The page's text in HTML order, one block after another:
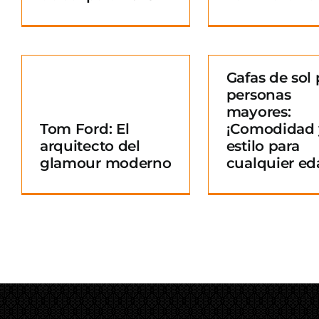
Tom Ford: El
arquitecto del
glamour moderno
¡Comodidad y
estilo para
cualquier edad!
Gafas de sol
personas
mayores:
¡Comodidad
estilo para
cualquier